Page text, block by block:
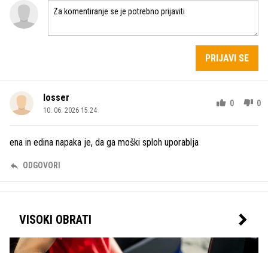
PRIJAVI SE
losser
10. 06. 2026 15.24
0 0
ena in edina napaka je, da ga moški sploh uporablja
ODGOVORI
VISOKI OBRATI